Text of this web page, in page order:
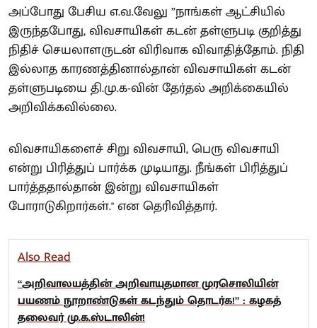
அப்போது பேசிய எ.வ.வேலு ”நாங்கள் ஆட்சியில்
இருந்தபோது, விவசாயிகள் கடன் தள்ளுபடி குறித்து
நிதிச் செயலாளருடன் விரிவாக விவாதித்தோம். நிதி
இல்லாத காரணத்தினால்தான் விவசாயிகள் கடன்
தள்ளுபடியை தி.மு.க-வின் தேர்தல் அறிக்கையில்
அறிவிக்கவில்லை.
விவசாயிகளைச் சிறு விவசாயி, பெரு விவசாயி
என்று பிரித்துப் பார்க்க முடியாது. நீங்கள் பிரித்துப்
பார்த்ததால்தான் இன்று விவசாயிகள்
போராடுகிறார்கள்." என தெரிவித்தார்.
Also Read
“அறிவாலயத்தின் அறிவாயுதமான முரசொலியின்
பயணம் நூறாண்டுகள் கடந்தும் தொடர்க!” : கழகத்
தலைவர் மு.க.ஸ்டாலின்!